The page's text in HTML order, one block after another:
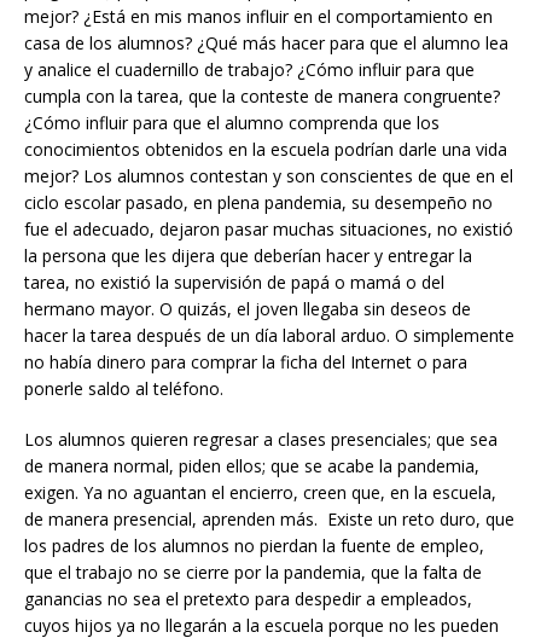
mejor? ¿Está en mis manos influir en el comportamiento en
casa de los alumnos? ¿Qué más hacer para que el alumno lea
y analice el cuadernillo de trabajo? ¿Cómo influir para que
cumpla con la tarea, que la conteste de manera congruente?
¿Cómo influir para que el alumno comprenda que los
conocimientos obtenidos en la escuela podrían darle una vida
mejor? Los alumnos contestan y son conscientes de que en el
ciclo escolar pasado, en plena pandemia, su desempeño no
fue el adecuado, dejaron pasar muchas situaciones, no existió
la persona que les dijera que deberían hacer y entregar la
tarea, no existió la supervisión de papá o mamá o del
hermano mayor. O quizás, el joven llegaba sin deseos de
hacer la tarea después de un día laboral arduo. O simplemente
no había dinero para comprar la ficha del Internet o para
ponerle saldo al teléfono.
Los alumnos quieren regresar a clases presenciales; que sea
de manera normal, piden ellos; que se acabe la pandemia,
exigen. Ya no aguantan el encierro, creen que, en la escuela,
de manera presencial, aprenden más. Existe un reto duro, que
los padres de los alumnos no pierdan la fuente de empleo,
que el trabajo no se cierre por la pandemia, que la falta de
ganancias no sea el pretexto para despedir a empleados,
cuyos hijos ya no llegarán a la escuela porque no les pueden